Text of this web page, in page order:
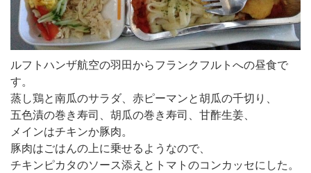
ルフトハンザ航空の羽田からフランクフルトへの昼食で
す。
蒸し鶏と南瓜のサラダ、赤ピーマンと胡瓜の千切り、
五色漬の巻き寿司、胡瓜の巻き寿司、甘酢生姜、
メインはチキンか豚肉。
豚肉はごはんの上に乗せるようなので、
チキンピカタのソース添えとトマトのコンカッセにした。